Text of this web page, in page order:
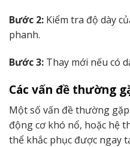
Bước 2: Kiểm tra độ dày
phanh.
Bước 3: Thay mới nếu có
Các vấn đề thường
Một số vấn đề thường
động cơ khó nổ, hoặc hệ
thể khắc phục được ngay